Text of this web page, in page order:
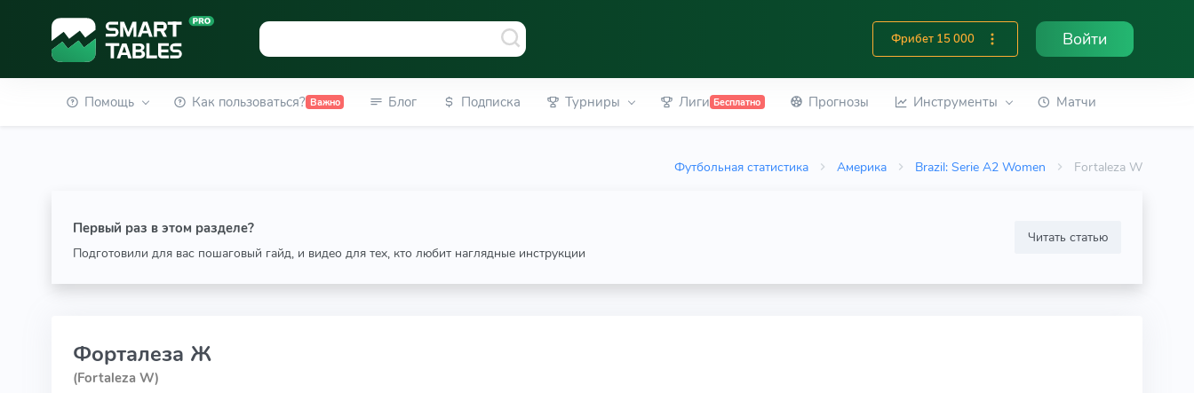
Фрибет 15 000 Войти
Помощь Как пользоваться? Важно Блог Подписка Турниры Лиги Бесплатно Прогнозы Инструменты Матчи
Футбольная статистика Америка Brazil: Serie A2 Women Fortaleza W
Первый раз в этом разделе?
Подготовили для вас пошаговый гайд, и видео для тех, кто любит наглядные инструкции
Читать статью
Форталеза Ж
(Fortaleza W)